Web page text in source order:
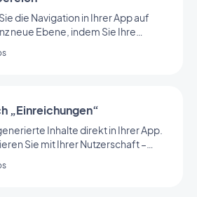
die Navigation in Ihrer App auf
neue Ebene, indem Sie Ihre
„Einreichungen“
Inhalte direkt in Ihrer App.
Sie mit Ihrer Nutzerschaft –